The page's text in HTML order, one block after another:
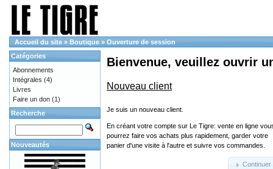
Accueil du site » Boutique » Ouverture de session
Bienvenue, veuillez ouvrir
Nouveau client
Je suis un nouveau client.
En créant votre compte sur Le Tigre: vente en ligne
pourrez faire vos achats plus rapidement, garder votre
panier d'une visite à l'autre et suivre vos commandes.
Continuer
Catégories
Abonnements
Intégrales (4)
Livres
Faire un don (1)
Recherche
Nouveautés